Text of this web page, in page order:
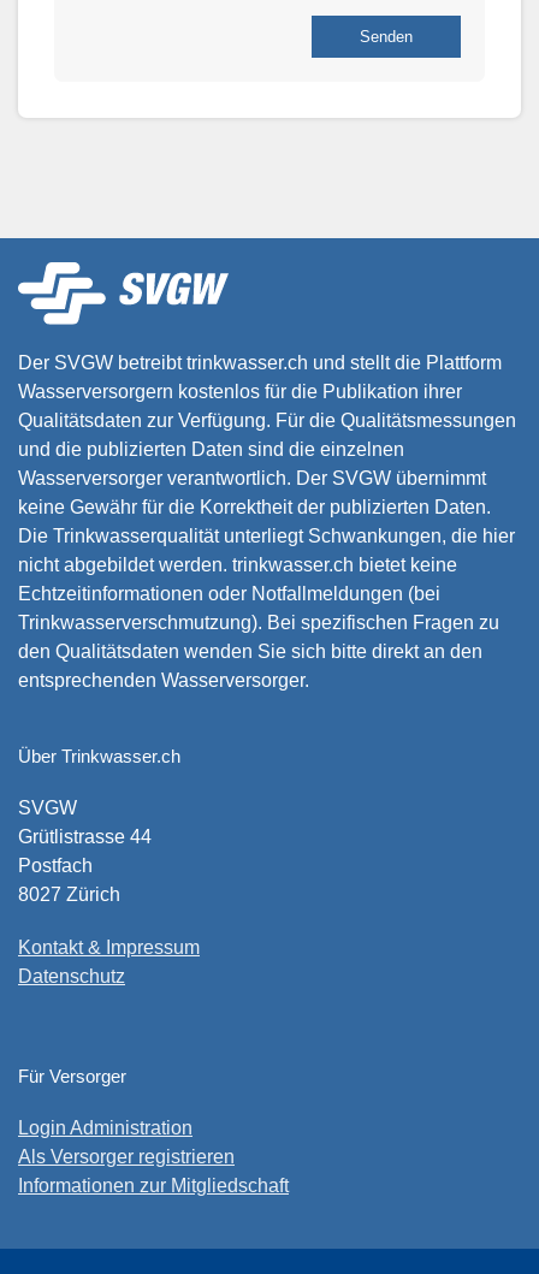
Senden
Der SVGW betreibt trinkwasser.ch und stellt die Plattform
Wasserversorgern kostenlos für die Publikation ihrer
Qualitätsdaten zur Verfügung. Für die Qualitätsmessungen
und die publizierten Daten sind die einzelnen
Wasserversorger verantwortlich. Der SVGW übernimmt
keine Gewähr für die Korrektheit der publizierten Daten.
Die Trinkwasserqualität unterliegt Schwankungen, die hier
nicht abgebildet werden. trinkwasser.ch bietet keine
Echtzeitinformationen oder Notfallmeldungen (bei
Trinkwasserverschmutzung). Bei spezifischen Fragen zu
den Qualitätsdaten wenden Sie sich bitte direkt an den
entsprechenden Wasserversorger.
Über Trinkwasser.ch
SVGW
Grütlistrasse 44
Postfach
8027 Zürich
Kontakt & Impressum
Datenschutz
Für Versorger
Login Administration
Als Versorger registrieren
Informationen zur Mitgliedschaft